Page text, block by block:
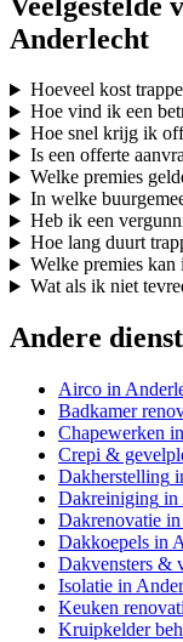
Anderlecht
Hoeveel kost
Hoe vind ik een
Hoe snel krijg ik
Is een offerte
Welke premies
In welke
Heb ik een
Hoe lang duurt
Welke premies
Wat als ik niet
Andere
Airco in
Badkamer
Chapewerken in
Crepi &
Dakherstelling
Dakreiniging in
Dakrenovatie in
Dakkoepels in
Dakvensters &
Isolatie in
Keuken
Kruipkelder